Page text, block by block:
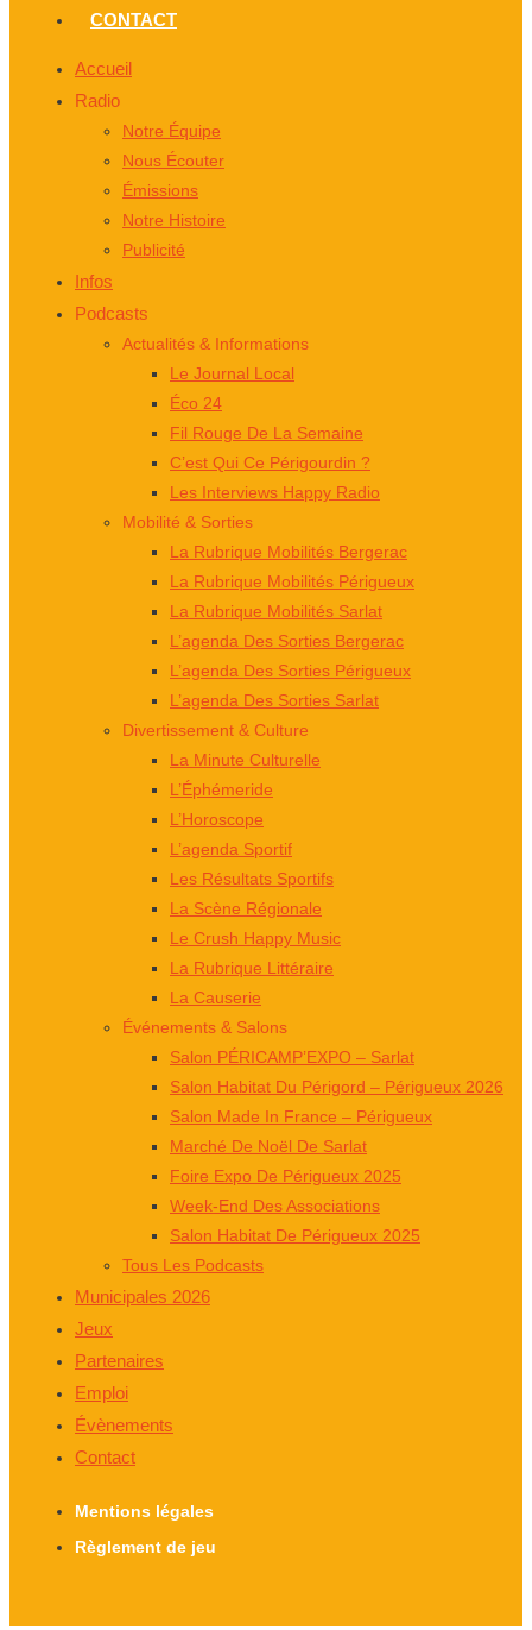
CONTACT
Accueil
Radio
Notre Équipe
Nous Écouter
Émissions
Notre Histoire
Publicité
Infos
Podcasts
Actualités & Informations
Le Journal Local
Éco 24
Fil Rouge De La Semaine
C’est Qui Ce Périgourdin ?
Les Interviews Happy Radio
Mobilité & Sorties
La Rubrique Mobilités Bergerac
La Rubrique Mobilités Périgueux
La Rubrique Mobilités Sarlat
L’agenda Des Sorties Bergerac
L’agenda Des Sorties Périgueux
L’agenda Des Sorties Sarlat
Divertissement & Culture
La Minute Culturelle
L’Éphémeride
L’Horoscope
L’agenda Sportif
Les Résultats Sportifs
La Scène Régionale
Le Crush Happy Music
La Rubrique Littéraire
La Causerie
Événements & Salons
Salon PÉRICAMP’EXPO – Sarlat
Salon Habitat Du Périgord – Périgueux 2026
Salon Made In France – Périgueux
Marché De Noël De Sarlat
Foire Expo De Périgueux 2025
Week-End Des Associations
Salon Habitat De Périgueux 2025
Tous Les Podcasts
Municipales 2026
Jeux
Partenaires
Emploi
Évènements
Contact
Mentions légales
Règlement de jeu